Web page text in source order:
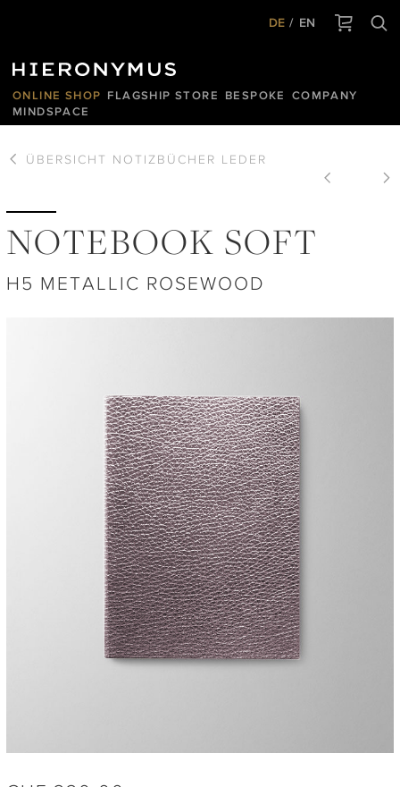
DE EN
ONLINE SHOP FLAGSHIP STORE BESPOKE
COMPANY
MINDSPACE
ÜBERSICHT NOTIZBÜCHER LEDER
NOTEBOOK SOFT
H5 METALLIC ROSEWOOD